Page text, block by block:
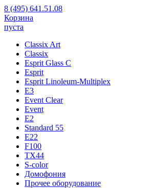
8 (495) 641.51.08
Корзина
пуста
Classix Art
Classix
Esprit Glass C
Esprit
Esprit Linoleum-Multiplex
E3
Event Clear
Event
E2
Standard 55
E22
F100
TX44
S-color
Домофония
Прочее оборудование